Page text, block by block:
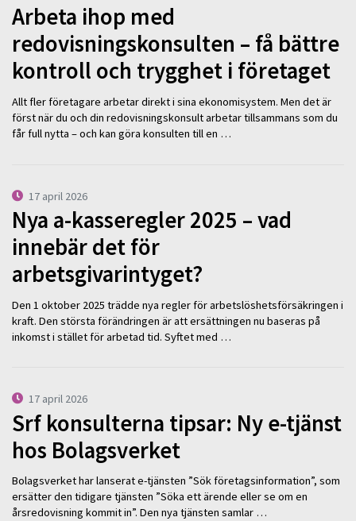
Arbeta ihop med
redovisningskonsulten – få bättre
kontroll och trygghet i företaget
Allt fler företagare arbetar direkt i sina ekonomisystem. Men det är
först när du och din redovisningskonsult arbetar tillsammans som du
får full nytta – och kan göra konsulten till en …
17 april 2026
Nya a-kasseregler 2025 – vad
innebär det för
arbetsgivarintyget?
Den 1 oktober 2025 trädde nya regler för arbetslöshetsförsäkringen i
kraft. Den största förändringen är att ersättningen nu baseras på
inkomst i stället för arbetad tid. Syftet med …
17 april 2026
Srf konsulterna tipsar: Ny e-tjänst
hos Bolagsverket
Bolagsverket har lanserat e-tjänsten ”Sök företagsinformation”, som
ersätter den tidigare tjänsten ”Söka ett ärende eller se om en
årsredovisning kommit in”. Den nya tjänsten samlar …